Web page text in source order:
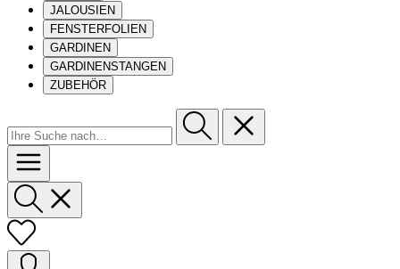
JALOUSIEN
FENSTERFOLIEN
GARDINEN
GARDINENSTANGEN
ZUBEHÖR